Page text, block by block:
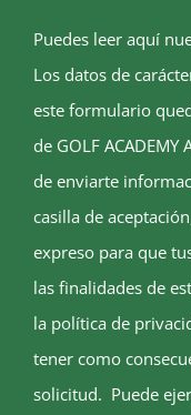
Puedes leer aquí
Los datos de
este formulario
de GOLF ACADEMY
de enviarte
casilla de
expreso para que
las finalidades de
la política de
tener como
solicitud. Puede